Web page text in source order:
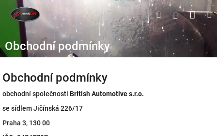
HledatPřihlášení
Obchodní podmínky
Obchodní podmínky
obchodní společnosti British Automotive s.r.o.
se sídlem Jičínská 226/17
Praha 3, 130 00